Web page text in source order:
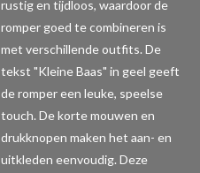
rustig en tijdloos, waardoor de
romper goed te combineren is
met verschillende outfits. De
tekst "Kleine Baas" in geel geeft
de romper een leuke, speelse
touch. De korte mouwen en
drukknopen maken het aan- en
uitkleden eenvoudig. Deze